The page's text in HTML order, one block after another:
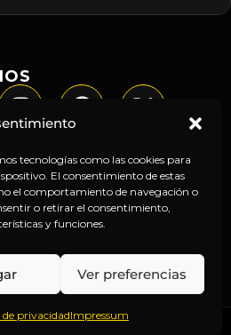
tecnologías como las cookies para
El consentimiento de estas
el comportamiento de navegación o
o retirar el consentimiento,
y funciones.
Ver preferencias
privacidadImpressum